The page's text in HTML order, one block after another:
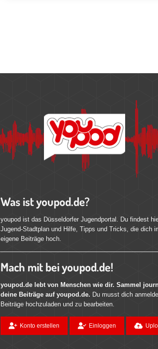
Was ist youpod.de?
youpod ist das Düsseldorfer Jugendportal. Du findest
Jugend-Stadtplan und Hilfe, Tipps und Tricks, die dich
eigene Beiträge hoch.
Mach mit bei youpod.de!
youpod.de lebt von Menschen wie dir. Sammel
deine Beiträge auf youpod.de. Du musst dich
Beiträge hochzuladen und zu bearbeiten.
Konto erstellen Einloggen